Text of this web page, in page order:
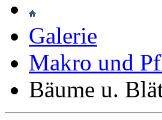
Galerie
Makro und
Bäume u.